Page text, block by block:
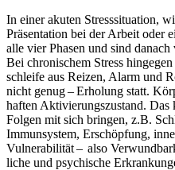
In einer akuten Stress­si­tua­tion,
Prä­sen­ta­tion bei der Arbeit oder
alle vier Phasen und sind
Bei chro­ni­schem Stress
schleife aus Reizen, Alarm und
nicht genug – Erho­lung statt.
haf­ten Akti­vie­rungs­zu­stand. Das
Folgen mit sich brin­gen, z.B.
Immun­sys­tem, Erschöp­fung,
Vul­nera­bi­li­tät – also
li­che und psy­chi­sche